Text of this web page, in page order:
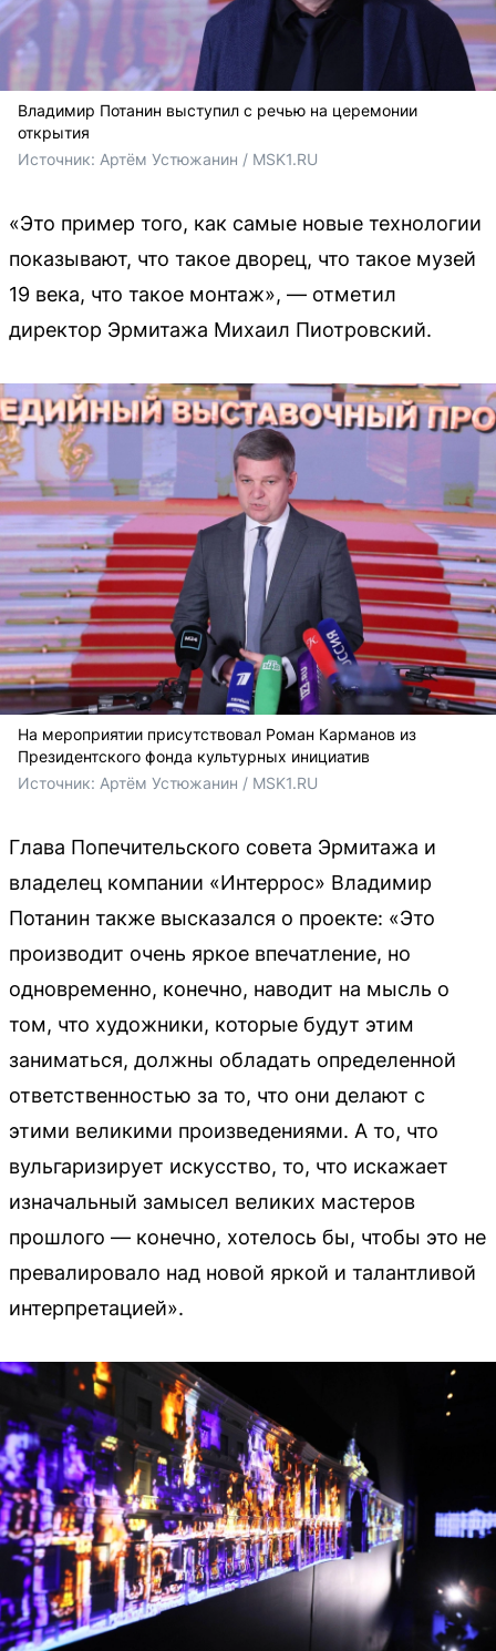
Владимир Потанин выступил с речью на церемонии
открытия
Источник: Артём Устюжанин / MSK1.RU
«Это пример того, как самые новые технологии
показывают, что такое дворец, что такое музей
19 века, что такое монтаж», — отметил
директор Эрмитажа Михаил Пиотровский.
На мероприятии присутствовал Роман Карманов из
Президентского фонда культурных инициатив
Источник: Артём Устюжанин / MSK1.RU
Глава Попечительского совета Эрмитажа и
владелец компании «Интеррос» Владимир
Потанин также высказался о проекте: «Это
производит очень яркое впечатление, но
одновременно, конечно, наводит на мысль о
том, что художники, которые будут этим
заниматься, должны обладать определенной
ответственностью за то, что они делают с
этими великими произведениями. А то, что
вульгаризирует искусство, то, что искажает
изначальный замысел великих мастеров
прошлого — конечно, хотелось бы, чтобы это не
превалировало над новой яркой и талантливой
интерпретацией».